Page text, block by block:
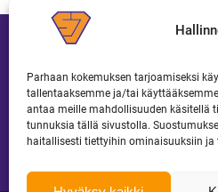
Parhaan kokemuksen tarjoamiseksi
tallentaaksemme ja/tai
antaa meille mahdollisuuden käsitellä
tunnuksia tällä sivustolla.
haitallisesti tiettyihin ominaisuuksiin